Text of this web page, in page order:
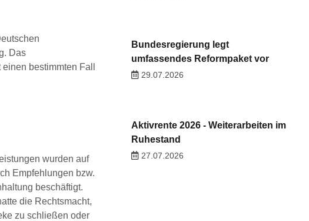
Das
bestimmten Fall
wurden auf
Empfehlungen bzw.
beschäftigt.
die Rechtsmacht,
zu schließen oder
Bundesregierung legt
umfassendes Reformpaket vor
29.07.2026
Aktivrente 2026 - Weiterarbeiten im
Ruhestand
27.07.2026